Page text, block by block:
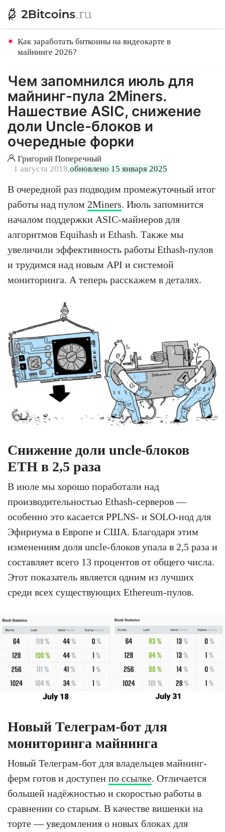
Как заработать биткоины на видеокарте в
майнинге 2026?
Чем запомнился июль для
майнинг-пула 2Miners.
Нашествие ASIC, снижение
доли Uncle-блоков и
очередные форки
Григорий Поперечный
1 августа 2018,обновлено 15 января 2025
В очередной раз подводим промежуточный итог
работы над пулом 2Miners. Июль запомнится
началом поддержки ASIC-майнеров для
алгоритмов Equihash и Ethash. Также мы
увеличили эффективность работы Ethash-пулов
и трудимся над новым API и системой
мониторинга. А теперь расскажем в деталях.
Снижение доли uncle-блоков
ETH в 2,5 раза
В июле мы хорошо поработали над
производительностью Ethash-серверов —
особенно это касается PPLNS- и SOLO-нод для
Эфириума в Европе и США. Благодаря этим
изменениям доля uncle-блоков упала в 2,5 раза и
составляет всего 13 процентов от общего числа.
Этот показатель является одним из лучших
среди всех существующих Ethereum-пулов.
Новый Телеграм-бот для
мониторинга майнинга
Новый Телеграм-бот для владельцев майнинг-
ферм готов и доступен по ссылке. Отличается
большей надёжностью и скоростью работы в
сравнении со старым. В качестве вишенки на
торте — уведомления о новых блоках для